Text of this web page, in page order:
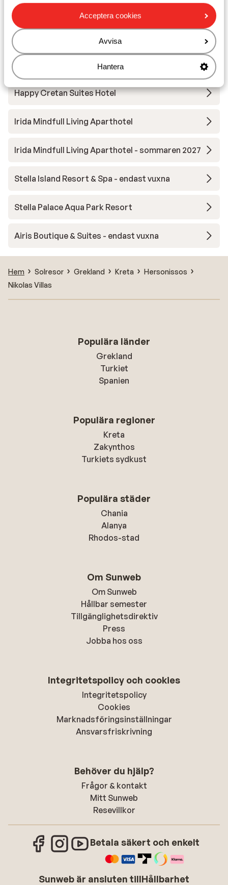
Acceptera cookies
Avvisa
Hantera
Petra Mare Hotel
Iperion Beach Apartments
Palazzo Greco Boutique Hotel
Happy Cretan Suites Hotel
Irida Mindfull Living Aparthotel
Irida Mindfull Living Aparthotel - sommaren 2027
Stella Island Resort & Spa - endast vuxna
Stella Palace Aqua Park Resort
Airis Boutique & Suites - endast vuxna
Hem Solresor Grekland Kreta
Hersonissos
Nikolas Villas
Populära länder
Grekland
Turkiet
Spanien
Populära regioner
Kreta
Zakynthos
Turkiets sydkust
Populära städer
Chania
Alanya
Rhodos-stad
Om Sunweb
Om Sunweb
Hållbar semester
Tillgänglighetsdirektiv
Press
Jobba hos oss
Integritetspolicy och cookies
Integritetspolicy
Cookies
Marknadsföringsinställningar
Ansvarsfriskrivning
Behöver du hjälp?
Frågor & kontakt
Mitt Sunweb
Resevillkor
Betala säkert och enkelt
Sunweb är ansluten tillHållbarhet